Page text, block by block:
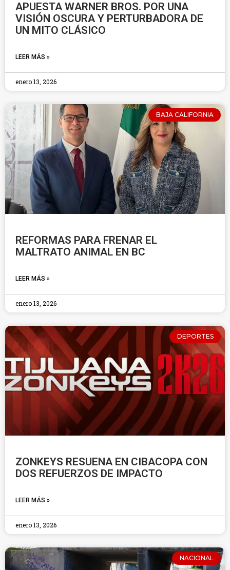
APUESTA WARNER BROS. POR UNA
VISIÓN OSCURA Y PERTURBADORA DE
UN MITO CLÁSICO
LEER MÁS »
enero 13, 2026
BAJA CALIFORNIA
REFORMAS PARA FRENAR EL
MALTRATO ANIMAL EN BC
LEER MÁS »
enero 13, 2026
DEPORTES
ZONKEYS RESUENA EN CIBACOPA CON
DOS REFUERZOS DE IMPACTO
LEER MÁS »
enero 13, 2026
NACIONAL